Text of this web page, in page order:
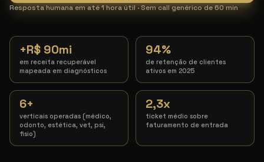
Resposta humana em até 1 hora útil · Sem call genérico de 60 min
+R$ 90mi
em receita recuperável
mapeada em diagnósticos
94%
de retenção de clientes
ativos em 2025
6+
verticais operadas (médico,
odonto, estética, vet, psi,
fisio)
2,3x
ticket médio sobre
faturamento de entrada